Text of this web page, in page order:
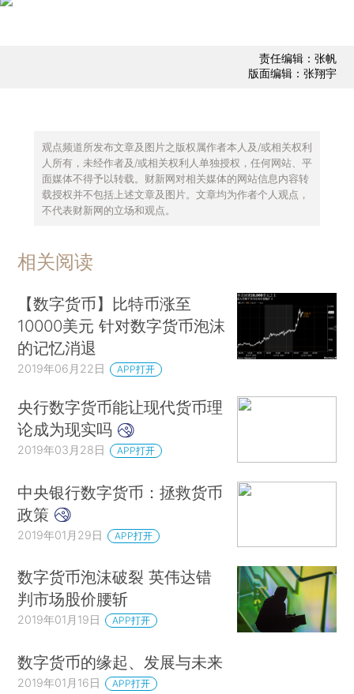
责任编辑：张帆
版面编辑：张翔宇
观点频道所发布文章及图片之版权属作者本人及/或相关权利
人所有，未经作者及/或相关权利人单独授权，任何网站、平
面媒体不得予以转载。财新网对相关媒体的网站信息内容转
载授权并不包括上述文章及图片。文章均为作者个人观点，
不代表财新网的立场和观点。
相关阅读
【数字货币】比特币涨至
10000美元 针对数字货币泡沫
的记忆消退
2019年06月22日 APP打开
央行数字货币能让现代货币理
论成为现实吗
2019年03月28日 APP打开
中央银行数字货币：拯救货币
政策
2019年01月29日 APP打开
数字货币泡沫破裂 英伟达错
判市场股价腰斩
2019年01月19日 APP打开
数字货币的缘起、发展与未来
2019年01月16日 APP打开